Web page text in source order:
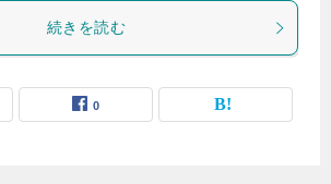
続きを読む
0